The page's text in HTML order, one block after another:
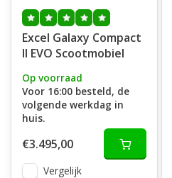
Excel Galaxy Compact
II EVO Scootmobiel
Op voorraad
Voor 16:00 besteld, de
volgende werkdag in
huis.
€3.495,00
Vergelijk